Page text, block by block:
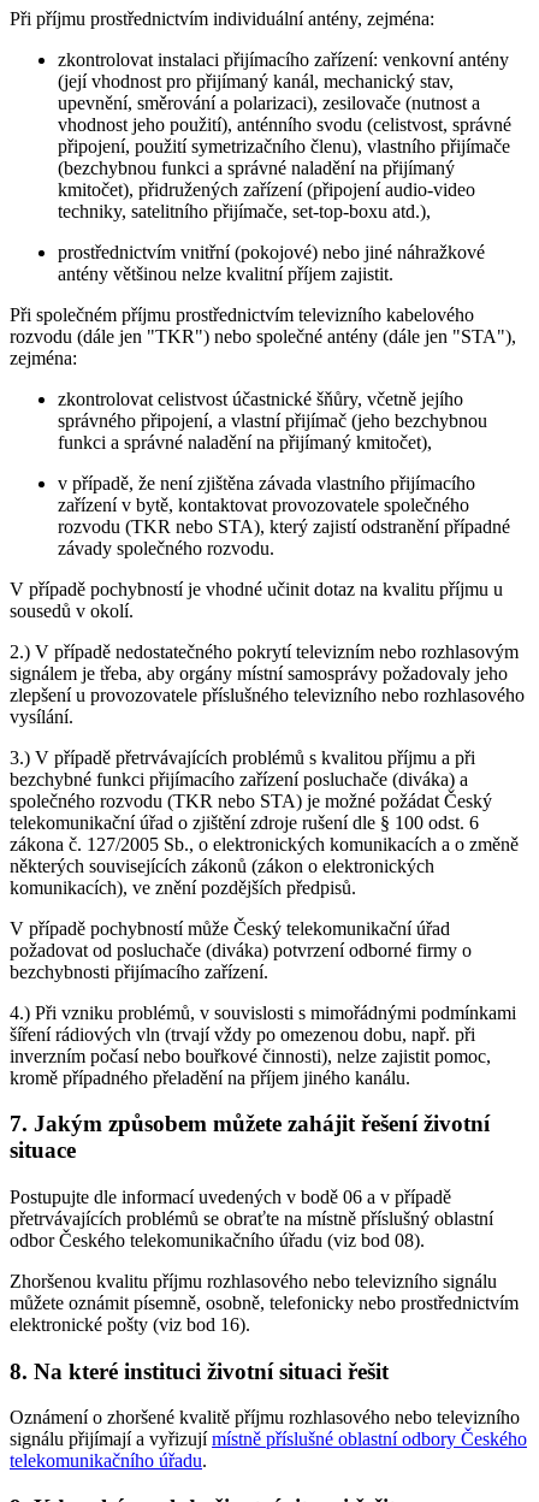
Při příjmu prostřednictvím individuální antény, zejména:
zkontrolovat instalaci přijímacího zařízení: venkovní antény
(její vhodnost pro přijímaný kanál, mechanický stav,
upevnění, směrování a polarizaci), zesilovače (nutnost a
vhodnost jeho použití), anténního svodu (celistvost, správné
připojení, použití symetrizačního členu), vlastního přijímače
(bezchybnou funkci a správné naladění na přijímaný
kmitočet), přidružených zařízení (připojení audio-video
techniky, satelitního přijímače, set-top-boxu atd.),
prostřednictvím vnitřní (pokojové) nebo jiné náhražkové
antény většinou nelze kvalitní příjem zajistit.
Při společném příjmu prostřednictvím televizního kabelového
rozvodu (dále jen "TKR") nebo společné antény (dále jen "STA"),
zejména:
zkontrolovat celistvost účastnické šňůry, včetně jejího
správného připojení, a vlastní přijímač (jeho bezchybnou
funkci a správné naladění na přijímaný kmitočet),
v případě, že není zjištěna závada vlastního přijímacího
zařízení v bytě, kontaktovat provozovatele společného
rozvodu (TKR nebo STA), který zajistí odstranění případné
závady společného rozvodu.
V případě pochybností je vhodné učinit dotaz na kvalitu příjmu u
sousedů v okolí.
2.) V případě nedostatečného pokrytí televizním nebo rozhlasovým
signálem je třeba, aby orgány místní samosprávy požadovaly jeho
zlepšení u provozovatele příslušného televizního nebo rozhlasového
vysílání.
3.) V případě přetrvávajících problémů s kvalitou příjmu a při
bezchybné funkci přijímacího zařízení posluchače (diváka) a
společného rozvodu (TKR nebo STA) je možné požádat Český
telekomunikační úřad o zjištění zdroje rušení dle § 100 odst. 6
zákona č. 127/2005 Sb., o elektronických komunikacích a o změně
některých souvisejících zákonů (zákon o elektronických
komunikacích), ve znění pozdějších předpisů.
V případě pochybností může Český telekomunikační úřad
požadovat od posluchače (diváka) potvrzení odborné firmy o
bezchybnosti přijímacího zařízení.
4.) Při vzniku problémů, v souvislosti s mimořádnými podmínkami
šíření rádiových vln (trvají vždy po omezenou dobu, např. při
inverzním počasí nebo bouřkové činnosti), nelze zajistit pomoc,
kromě případného přeladění na příjem jiného kanálu.
7. Jakým způsobem můžete zahájit řešení životní
situace
Postupujte dle informací uvedených v bodě 06 a v případě
přetrvávajících problémů se obraťte na místně příslušný oblastní
odbor Českého telekomunikačního úřadu (viz bod 08).
Zhoršenou kvalitu příjmu rozhlasového nebo televizního signálu
můžete oznámit písemně, osobně, telefonicky nebo prostřednictvím
elektronické pošty (viz bod 16).
8. Na které instituci životní situaci řešit
Oznámení o zhoršené kvalitě příjmu rozhlasového nebo televizního
signálu přijímají a vyřizujímístně příslušné oblastní odbory Českého
telekomunikačního úřadu.